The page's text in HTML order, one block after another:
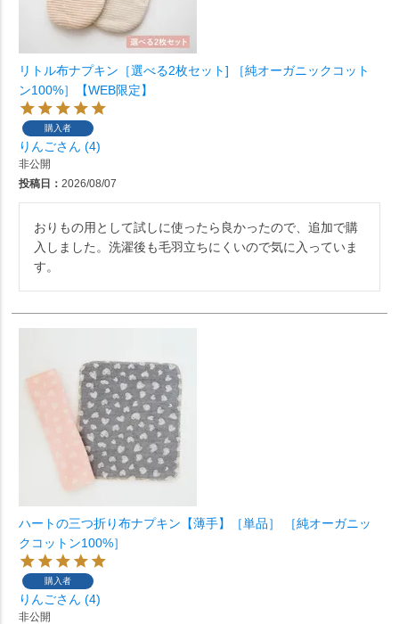
リトル布ナプキン［選べる2枚セット] ［純オーガニックコット
ン100%］【WEB限定】
購入者
りんご 4
非公開
投稿日
2026/08/07
おりもの用として試しに使ったら良かったので、追加で購
入しました。洗濯後も毛羽立ちにくいので気に入っていま
す。
ハートの三つ折り布ナプキン【薄手】［単品］ ［純オーガニッ
クコットン100%］
購入者
りんご 4
非公開